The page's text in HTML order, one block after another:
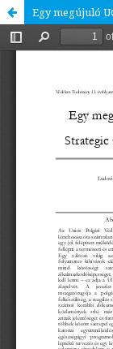
Egy megújuló